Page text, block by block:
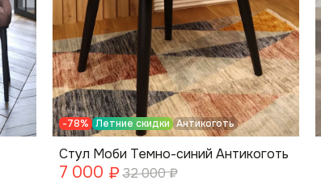
-78% Летние скидки Антикоготь
Стул Моби Темно-синий Антикоготь
7 000 ₽ 32 000₽